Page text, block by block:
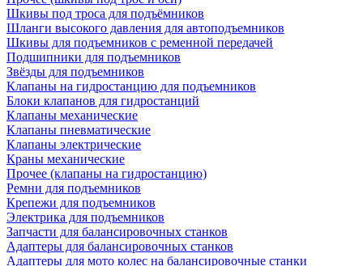
Шкивы под троса для подъёмников
Шланги высокого давления для автоподъемников
Шкивы для подъемников с ременной передачей
Подшипники для подъемников
Звёзды для подъемников
Клапаны на гидростанцию для подъемников
Блоки клапанов для гидростанций
Клапаны механические
Клапаны пневматические
Клапаны электрические
Краны механические
Прочее (клапаны на гидростанцию)
Ремни для подъемников
Крепежи для подъемников
Электрика для подъемников
Запчасти для балансировочных станков
Адаптеры для балансировочных станков
Адаптеры для мото колес на балансировочные станки